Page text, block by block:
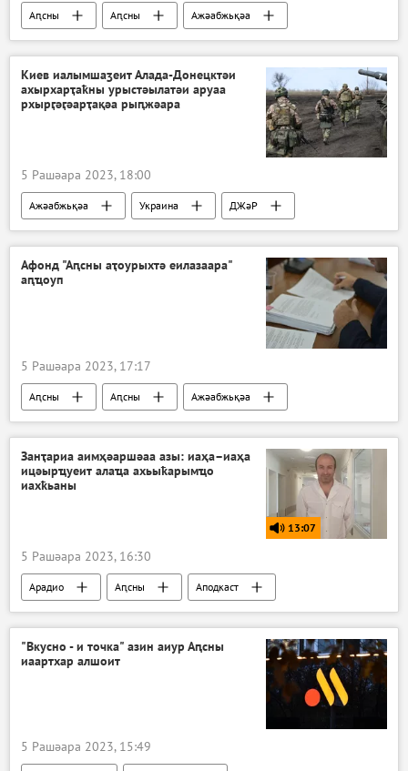
Аԥсны Аԥсны Ажәабжьқәа
Киев иалымшаӡеит Алада-Донецктәи
ахырхарҭаҟны урыстәылатәи аруаа
рхырӷәӷәарҭақәа рыԥжәара
5 Рашәара 2023, 18:00
Ажәабжьқәа Украина
ДЖәР
Урыстәыла Донбасс имҩаԥнаго арратә операциа ҷыда
Афонд "Аԥсны аҭоурыхтә еилазаара"
аԥҵоуп
5 Рашәара 2023, 17:17
Аԥсны Аԥсны Ажәабжьқәа
Занҭариа аимҳәаршәаа азы: иаҳа–иаҳа
ицәырҵуеит алаҵа ахьыҟарымҵо
иахҟьаны
13:07
5 Рашәара 2023, 16:30
Арадио Аԥсны Аподкаст
"Вкусно - и точка" азин аиур Аԥсны
иаартхар алшоит
5 Рашәара 2023, 15:49